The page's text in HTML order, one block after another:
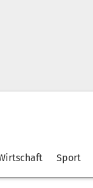
Sport